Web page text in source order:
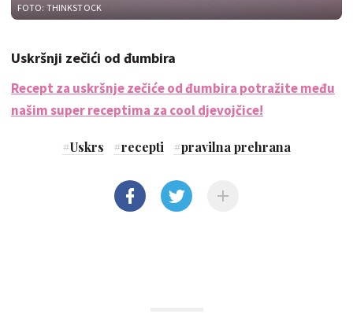
FOTO: THINKSTOCK
Uskršnji zečići od đumbira
Recept za uskršnje zečiće od đumbira potražite među
našim super receptima za cool djevojčice!
#Uskrs #recepti #pravilna prehrana